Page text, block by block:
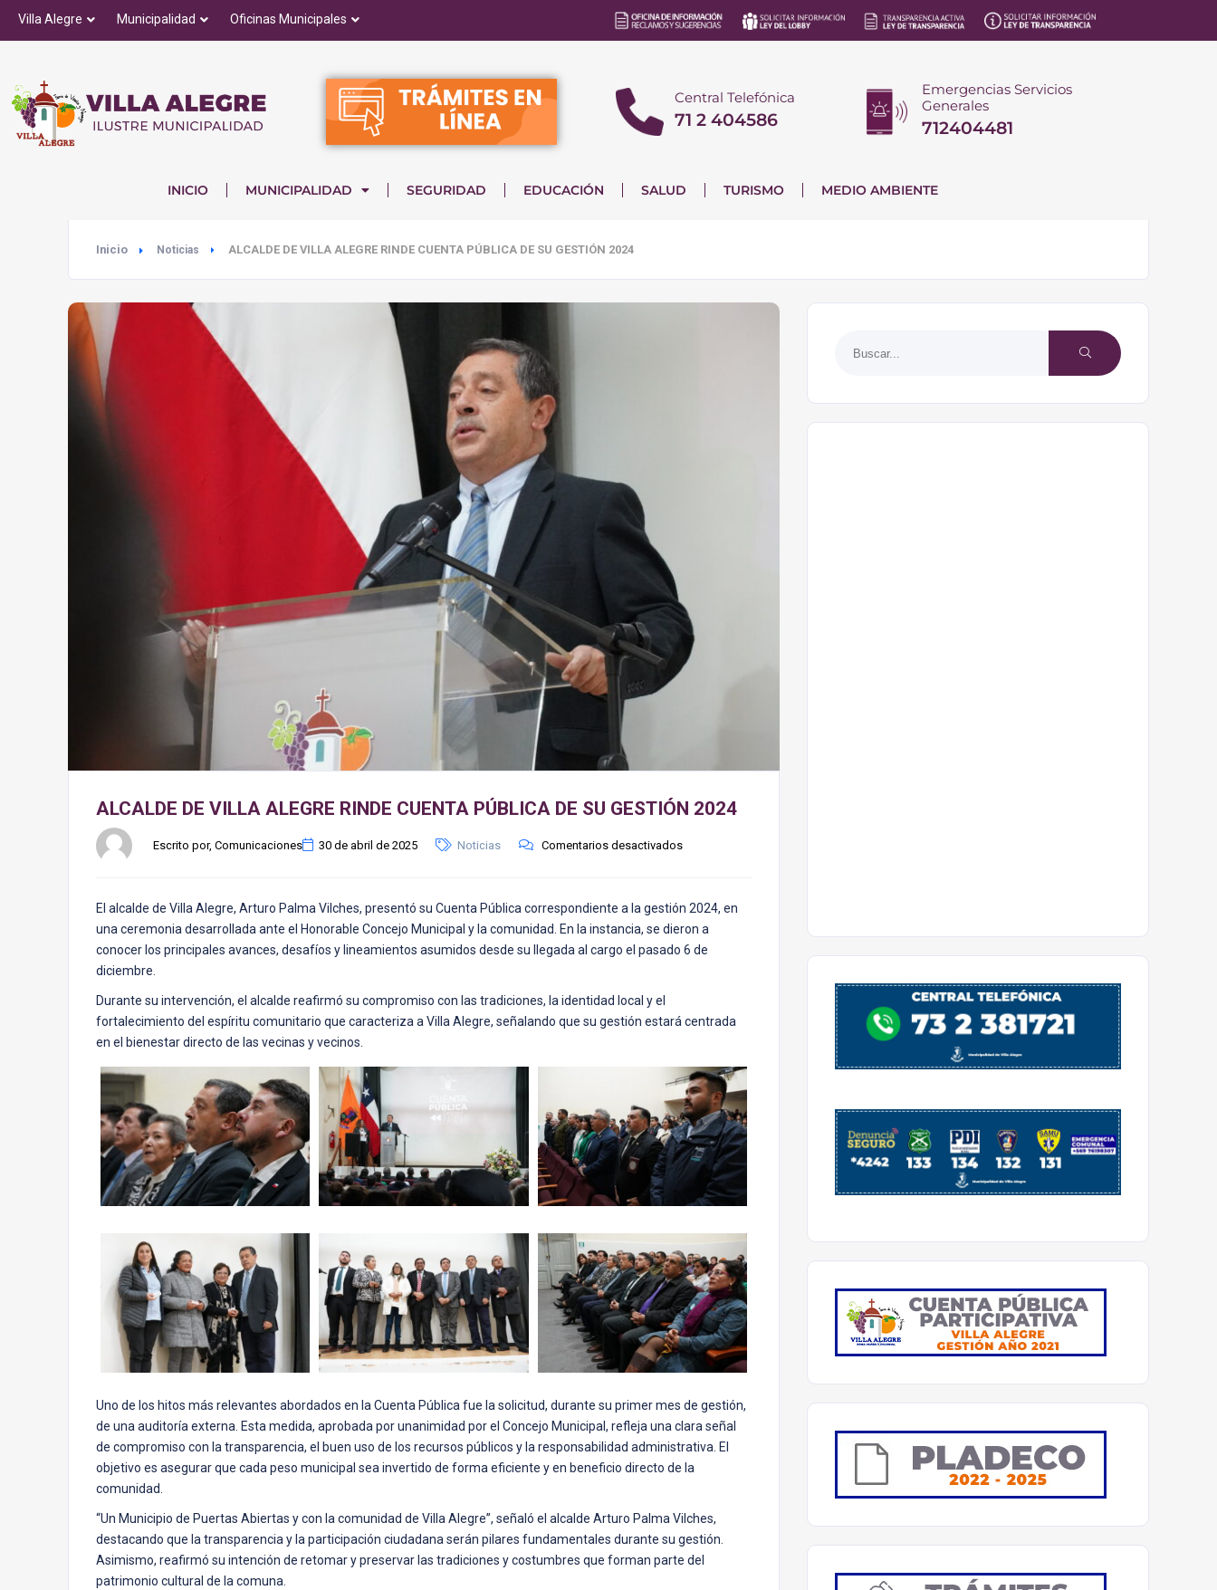
Villa Alegre Municipalidad Oficinas Municipales
Central Telefónica
71 2 404586
Emergencias Servicios
Generales
712404481
INICIO MUNICIPALIDAD SEGURIDAD EDUCACIÓN SALUD TURISMO MEDIO AMBIENTE
Inicio Noticias ALCALDE DE VILLA ALEGRE RINDE CUENTA PÚBLICA DE SU GESTIÓN 2024
ALCALDE DE VILLA ALEGRE RINDE CUENTA PÚBLICA DE SU GESTIÓN 2024
Escrito por, Comunicaciones 30 de abril de 2025 Noticias Comentarios desactivados
El alcalde de Villa Alegre, Arturo Palma Vilches, presentó su Cuenta Pública correspondiente a la gestión 2024, en
una ceremonia desarrollada ante el Honorable Concejo Municipal y la comunidad. En la instancia, se dieron a
conocer los principales avances, desafíos y lineamientos asumidos desde su llegada al cargo el pasado 6 de
diciembre.
Durante su intervención, el alcalde reafirmó su compromiso con las tradiciones, la identidad local y el
fortalecimiento del espíritu comunitario que caracteriza a Villa Alegre, señalando que su gestión estará centrada
en el bienestar directo de las vecinas y vecinos.
Uno de los hitos más relevantes abordados en la Cuenta Pública fue la solicitud, durante su primer mes de gestión,
de una auditoría externa. Esta medida, aprobada por unanimidad por el Concejo Municipal, refleja una clara señal
de compromiso con la transparencia, el buen uso de los recursos públicos y la responsabilidad administrativa. El
objetivo es asegurar que cada peso municipal sea invertido de forma eficiente y en beneficio directo de la
comunidad.
“Un Municipio de Puertas Abiertas y con la comunidad de Villa Alegre”, señaló el alcalde Arturo Palma Vilches,
destacando que la transparencia y la participación ciudadana serán pilares fundamentales durante su gestión.
Asimismo, reafirmó su intención de retomar y preservar las tradiciones y costumbres que forman parte del
patrimonio cultural de la comuna.